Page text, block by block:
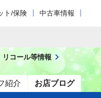
ト/保険 中古車情報
紹介 お店ブログ
リコール等情報